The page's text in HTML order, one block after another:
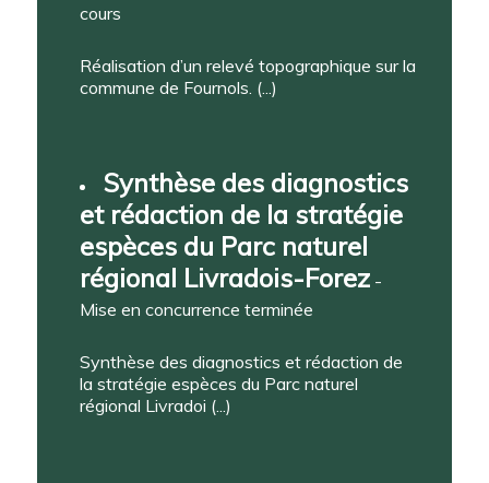
cours
Réalisation d’un relevé topographique sur la
commune de Fournols. (...)
Synthèse des diagnostics
et rédaction de la stratégie
espèces du Parc naturel
régional Livradois-Forez-
Mise en concurrence terminée
Synthèse des diagnostics et rédaction de
la stratégie espèces du Parc naturel
régional Livradoi (...)